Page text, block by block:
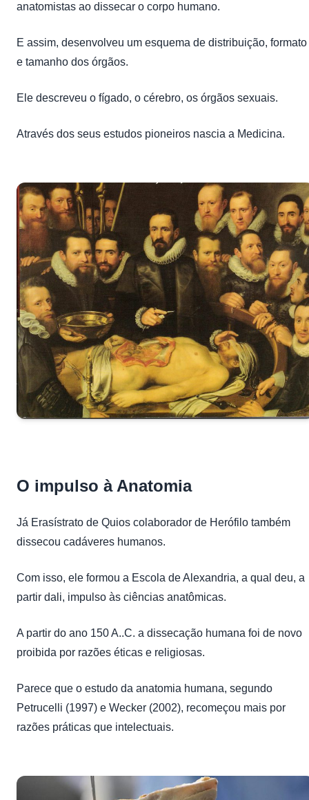
anatomistas ao dissecar o corpo humano.
E assim, desenvolveu um esquema de distribuição, formato
e tamanho dos órgãos.
Ele descreveu o fígado, o cérebro, os órgãos sexuais.
Através dos seus estudos pioneiros nascia a Medicina.
O impulso à Anatomia
Já Erasístrato de Quios colaborador de Herófilo também
dissecou cadáveres humanos.
Com isso, ele formou a Escola de Alexandria, a qual deu, a
partir dali, impulso às ciências anatômicas.
A partir do ano 150 A..C. a dissecação humana foi de novo
proibida por razões éticas e religiosas.
Parece que o estudo da anatomia humana, segundo
Petrucelli (1997) e Wecker (2002), recomeçou mais por
razões práticas que intelectuais.